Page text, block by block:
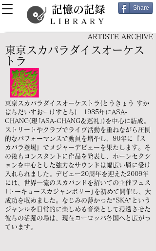
記憶の記録
LIBRARY
Share
東京スカパラダイスオーケス
トラ
東京スカパラダイスオーケストラ(とうきょう すか
ぱらだいすおーけすとら) 1985年にASA-
CHANG(現｢ASA-CHANG＆巡礼｣)を中心に結成。
ストリートやクラブでライヴ活動を重ねながら圧倒
的なパフォーマンスで動員を増やし、90年に『ス
カパラ登場』でメジャーデビューを果たします。そ
の後もコンスタントに作品を発表し、ホーンセクシ
ョンを中心とした強力なサウンドは幅広い層に受け
入れられました。デビュー20周年を迎えた2009年
には、世界一流のスカバンドを招いての主催フェス
｢トーキョースカジャンボリー｣を初めて開催し、大
成功を収めました。なじみの薄かった“SKA”という
ジャンルを日常的に楽しめる音楽として浸透させた
彼らの活躍の場は、現在ヨーロッパ各国へと広がっ
ています。
ARTISTE ARCHIVE